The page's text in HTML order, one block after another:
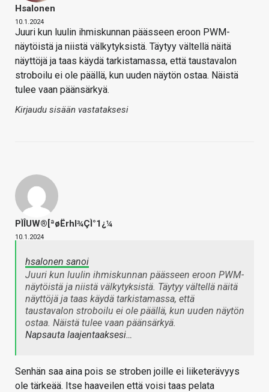
Hsalonen
10.1.2024
Juuri kun luulin ihmiskunnan päässeen eroon PWM-
näytöistä ja niistä välkytyksistä. Täytyy vältellä näitä
näyttöjä ja taas käydä tarkistamassa, että taustavalon
stroboilu ei ole päällä, kun uuden näytön ostaa. Näistä
tulee vaan päänsärkyä.
Kirjaudu sisään vastataksesi
PÌÎUW®[ªøËrhl¾ÇÌ°1¿¼
10.1.2024
hsalonen sanoi
Juuri kun luulin ihmiskunnan päässeen eroon PWM-
näytöistä ja niistä välkytyksistä. Täytyy vältellä näitä
näyttöjä ja taas käydä tarkistamassa, että
taustavalon stroboilu ei ole päällä, kun uuden näytön
ostaa. Näistä tulee vaan päänsärkyä.
Napsauta laajentaaksesi…
Senhän saa aina pois se stroben joille ei liiketerävyys
ole tärkeää. Itse haaveilen että voisi taas pelata